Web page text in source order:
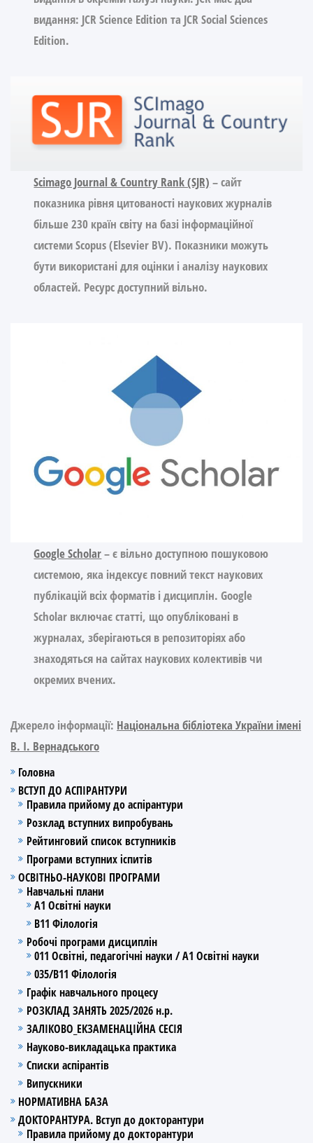
видання: JCR Science Edition та JCR Social Sciences
Edition.
Scimago Journal & Country Rank (SJR) – сайт
показника рівня цитованості наукових журналів
більше 230 країн світу на базі інформаційної
системи Scopus (Elsevier BV). Показники можуть
бути використані для оцінки і аналізу наукових
областей. Ресурс доступний вільно.
Google Scholar– є вільно доступною пошуковою
системою, яка індексує повний текст наукових
публікацій всіх форматів і дисциплін. Google
Scholar включає статті, що опубліковані в
журналах, зберігаються в репозиторіях або
знаходяться на сайтах наукових колективів чи
окремих вчених.
Джерело інформації: Національна бібліотека України імені
В. І. Вернадського
Головна
ВСТУП ДО АСПІРАНТУРИ
Правила прийому до аспірантури
Розклад вступних випробувань
Рейтинговий список вступників
Програми вступних іспитів
ОСВІТНЬО-НАУКОВІ ПРОГРАМИ
Навчальні плани
А1 Освітні науки
В11 Філологія
Робочі програми дисциплін
011 Освітні, педагогічні науки / А1 Освітні науки
035/В11 Філологія
Графік навчального процесу
РОЗКЛАД ЗАНЯТЬ 2025/2026 н.р.
ЗАЛІКОВО_ЕКЗАМЕНАЦІЙНА СЕСІЯ
Науково-викладацька практика
Списки аспірантів
Випускники
НОРМАТИВНА БАЗА
ДОКТОРАНТУРА. Вступ до докторантури
Правила прийому до докторантури